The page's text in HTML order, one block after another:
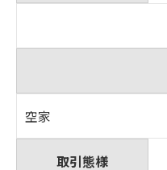
空家
取引態様